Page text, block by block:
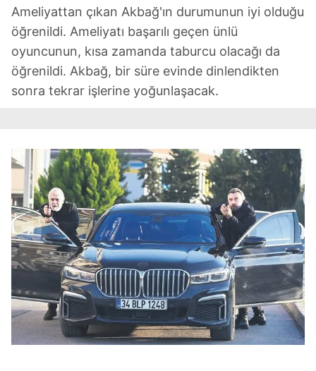
Ameliyattan çıkan Akbağ'ın durumunun iyi olduğu
öğrenildi. Ameliyatı başarılı geçen ünlü
oyuncunun, kısa zamanda taburcu olacağı da
öğrenildi. Akbağ, bir süre evinde dinlendikten
sonra tekrar işlerine yoğunlaşacak.